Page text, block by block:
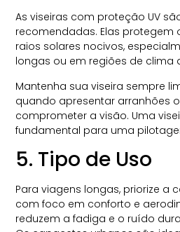
As viseiras com proteção UV
recomendadas. Elas protegem
raios solares nocivos,
longas ou em regiões de clima
Mantenha sua viseira sempre
quando apresentar arranhões
comprometer a visão. Uma
fundamental para uma
5. Tipo de Uso
Para viagens longas, priorize a
com foco em conforto e
reduzem a fadiga e o ruído